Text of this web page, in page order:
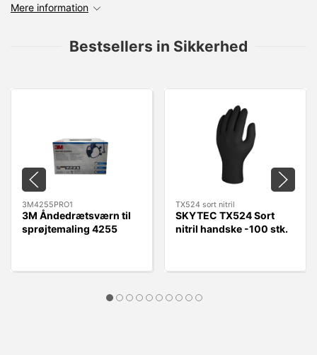
Mere information
Bestsellers in Sikkerhed
3M4255PRO1
3M Åndedrætsværn til
sprøjtemaling 4255
TX524 sort nitril
SKYTEC TX524 Sort
nitril handske -100 stk.